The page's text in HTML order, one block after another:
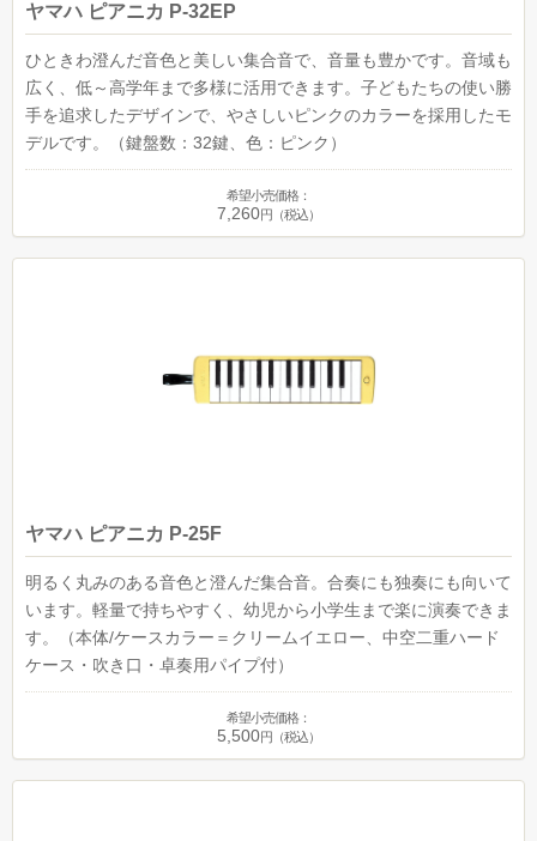
ヤマハ ピアニカ P-32EP
ひときわ澄んだ音色と美しい集合音で、音量も豊かです。音域も
広く、低～高学年まで多様に活用できます。子どもたちの使い勝
手を追求したデザインで、やさしいピンクのカラーを採用したモ
デルです。（鍵盤数：32鍵、色：ピンク）
希望小売価格：
7,260円（税込）
ヤマハ ピアニカ P-25F
明るく丸みのある音色と澄んだ集合音。合奏にも独奏にも向いて
います。軽量で持ちやすく、幼児から小学生まで楽に演奏できま
す。（本体/ケースカラー＝クリームイエロー、中空二重ハード
ケース・吹き口・卓奏用パイプ付）
希望小売価格：
5,500円（税込）